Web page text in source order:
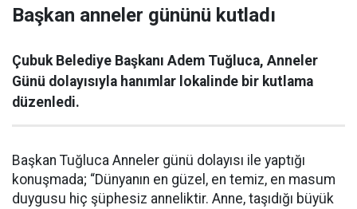
Başkan anneler gününü kutladı
Çubuk Belediye Başkanı Adem Tuğluca, Anneler
Günü dolayısıyla hanımlar lokalinde bir kutlama
düzenledi.
Başkan Tuğluca Anneler günü dolayısı ile yaptığı
konuşmada; “Dünyanın en güzel, en temiz, en masum
duygusu hiç şüphesiz anneliktir. Anne, taşıdığı büyük